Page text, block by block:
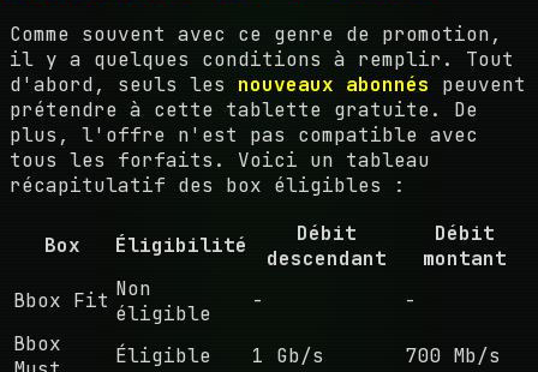
Comme souvent avec ce genre de promotion,
il y a quelques conditions à remplir. Tout
d'abord, seuls les nouveaux abonnés peuvent
prétendre à cette tablette gratuite. De
plus, l'offre n'est pas compatible avec
tous les forfaits. Voici un tableau
récapitulatif des box éligibles :
Box Éligibilité
Débit
descendant
Débit
montant
Bbox Fit Non
éligible
-
-
Bbox
Éligible 1 Gb/s 700 Mb/s